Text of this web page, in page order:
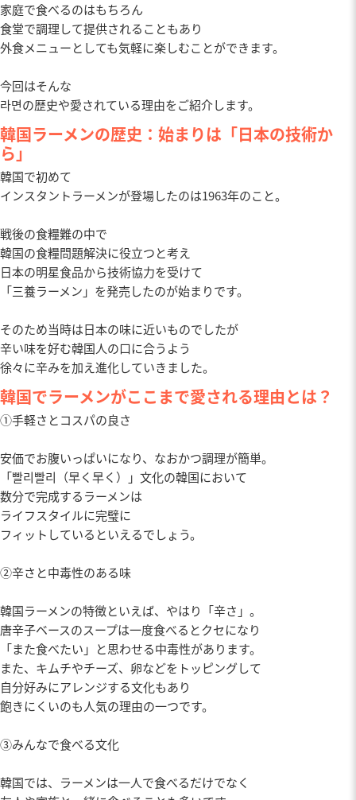
家庭で食べるのはもちろん
食堂で調理して提供されることもあり
外食メニューとしても気軽に楽しむことができます。
今回はそんな
라면の歴史や愛されている理由をご紹介します。
韓国ラーメンの歴史：始まりは「日本の技術か
ら」
韓国で初めて
インスタントラーメンが登場したのは1963年のこと。
戦後の食糧難の中で
韓国の食糧問題解決に役立つと考え
日本の明星食品から技術協力を受けて
「三養ラーメン」を発売したのが始まりです。
そのため当時は日本の味に近いものでしたが
辛い味を好む韓国人の口に合うよう
徐々に辛みを加え進化していきました。
韓国でラーメンがここまで愛される理由とは？
①手軽さとコスパの良さ
安価でお腹いっぱいになり、なおかつ調理が簡単。
「빨리빨리（早く早く）」文化の韓国において
数分で完成するラーメンは
ライフスタイルに完璧に
フィットしているといえるでしょう。
②辛さと中毒性のある味
韓国ラーメンの特徴といえば、やはり「辛さ」。
唐辛子ベースのスープは一度食べるとクセになり
「また食べたい」と思わせる中毒性があります。
また、キムチやチーズ、卵などをトッピングして
自分好みにアレンジする文化もあり
飽きにくいのも人気の理由の一つです。
③みんなで食べる文化
韓国では、ラーメンは一人で食べるだけでなく